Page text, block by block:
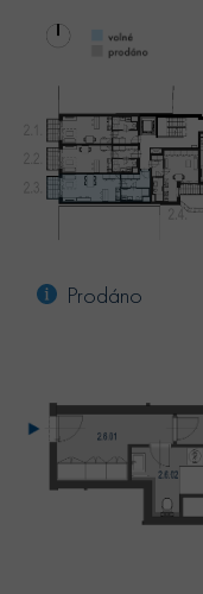
Prodáno